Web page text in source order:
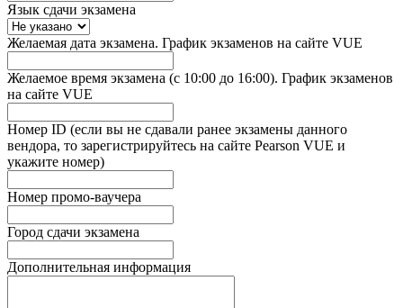
Язык сдачи экзамена
Желаемая дата экзамена. График экзаменов на сайте VUE
Желаемое время экзамена (с 10:00 до 16:00). График экзаменов
на сайте VUE
Номер ID (если вы не сдавали ранее экзамены данного
вендора, то зарегистрируйтесь на сайте Pearson VUE и
укажите номер)
Номер промо-ваучера
Город сдачи экзамена
Дополнительная информация